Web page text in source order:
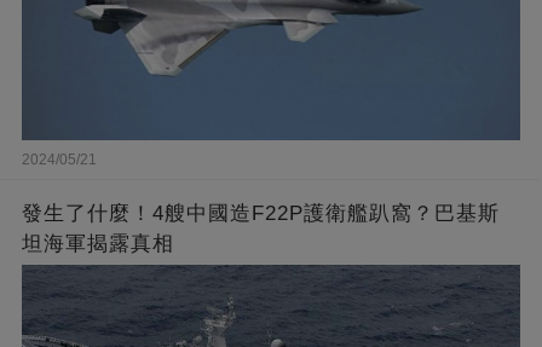
2024/05/21
發生了什麼！4艘中國造F22P護衛艦趴窩？巴基斯
坦海軍揭露真相